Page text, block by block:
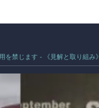
を禁じます - 《見解と取り組み》